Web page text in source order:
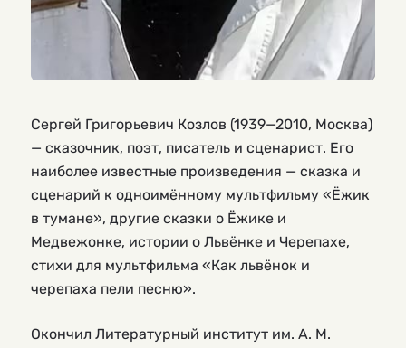
Сергей Григорьевич Козлов (1939—2010, Москва)
— сказочник, поэт, писатель и сценарист. Его
наиболее известные произведения — сказка и
сценарий к одноимённому мультфильму «Ёжик
в тумане», другие сказки о Ёжике и
Медвежонке, истории о Львёнке и Черепахе,
стихи для мультфильма «Как львёнок и
черепаха пели песню».
Окончил Литературный институт им. А. М.